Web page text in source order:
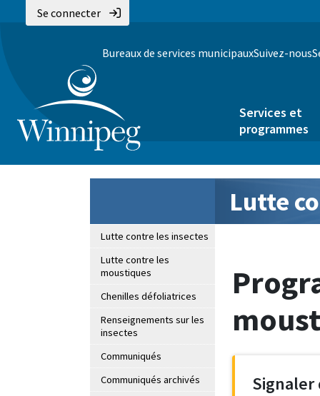
Se connecter
Bureaux de services municipauxSuivez-nous
Services et
programmes
Lutte contre les insectes
Lutte contre les
moustiques
Chenilles défoliatrices
Renseignements sur les
insectes
Communiqués
Communiqués archivés
Lutte